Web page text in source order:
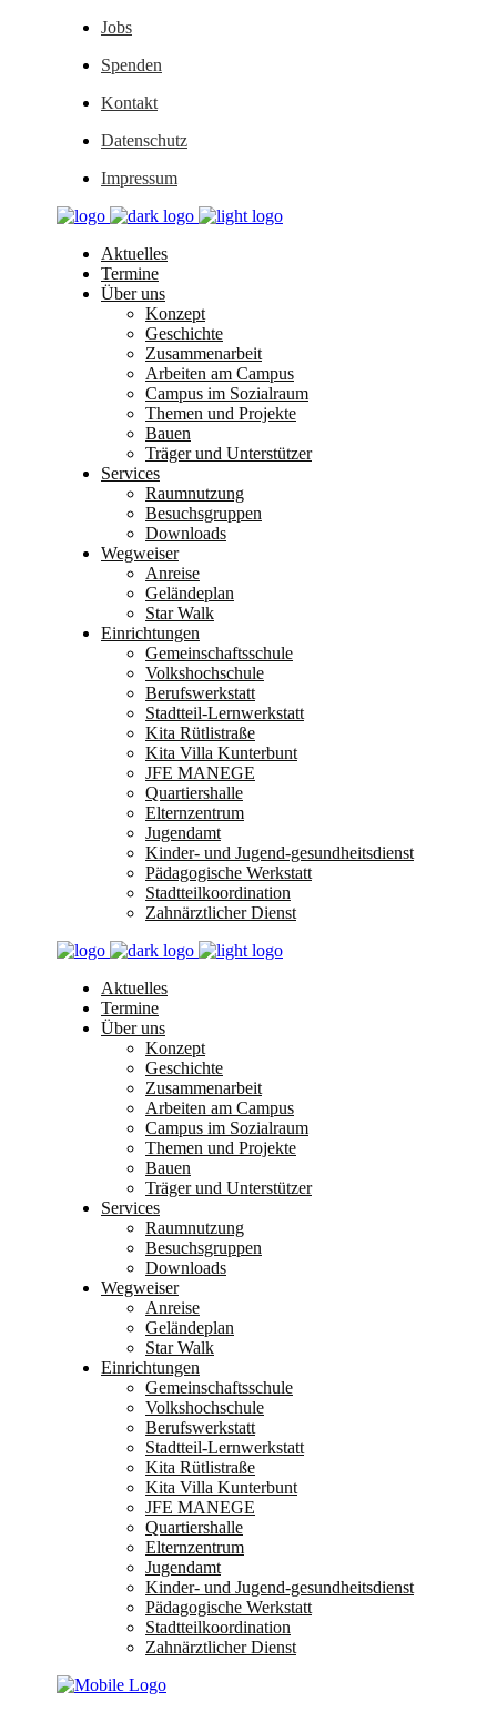
Jobs
Spenden
Kontakt
Datenschutz
Impressum
Aktuelles
Termine
Über uns
Konzept
Geschichte
Zusammenarbeit
Arbeiten am Campus
Campus im Sozialraum
Themen und Projekte
Bauen
Träger und Unterstützer
Services
Raumnutzung
Besuchsgruppen
Downloads
Wegweiser
Anreise
Geländeplan
Star Walk
Einrichtungen
Gemeinschaftsschule
Volkshochschule
Berufswerkstatt
Stadtteil-Lernwerkstatt
Kita Rütlistraße
Kita Villa Kunterbunt
JFE MANEGE
Quartiershalle
Elternzentrum
Jugendamt
Kinder- und Jugend-gesundheitsdienst
Pädagogische Werkstatt
Stadtteilkoordination
Zahnärztlicher Dienst
Aktuelles
Termine
Über uns
Konzept
Geschichte
Zusammenarbeit
Arbeiten am Campus
Campus im Sozialraum
Themen und Projekte
Bauen
Träger und Unterstützer
Services
Raumnutzung
Besuchsgruppen
Downloads
Wegweiser
Anreise
Geländeplan
Star Walk
Einrichtungen
Gemeinschaftsschule
Volkshochschule
Berufswerkstatt
Stadtteil-Lernwerkstatt
Kita Rütlistraße
Kita Villa Kunterbunt
JFE MANEGE
Quartiershalle
Elternzentrum
Jugendamt
Kinder- und Jugend-gesundheitsdienst
Pädagogische Werkstatt
Stadtteilkoordination
Zahnärztlicher Dienst